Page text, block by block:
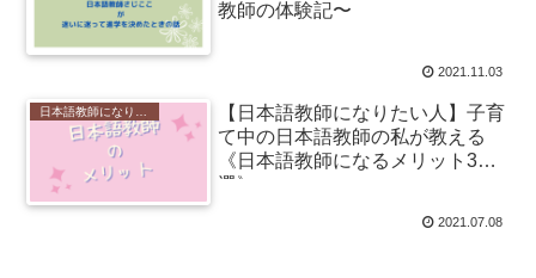
教師の体験記〜
2021.11.03
【日本語教師になりたい人】子育
て中の日本語教師の私が教える
《日本語教師になるメリット3
選》
2021.07.08